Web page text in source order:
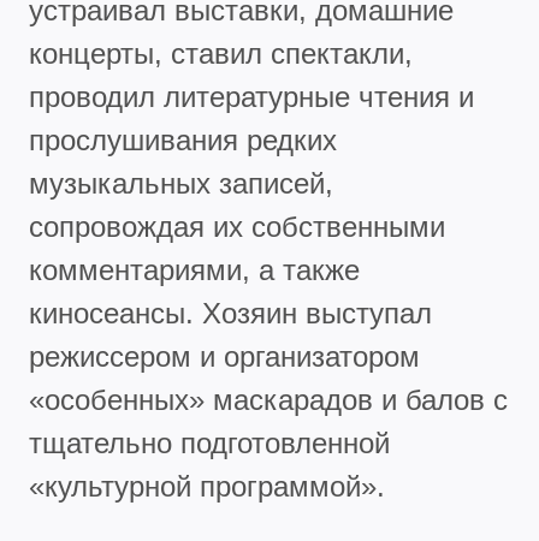
устраивал выставки, домашние
концерты, ставил спектакли,
проводил литературные чтения и
прослушивания редких
музыкальных записей,
сопровождая их собственными
комментариями, а также
киносеансы. Хозяин выступал
режиссером и организатором
«особенных» маскарадов и балов с
тщательно подготовленной
«культурной программой».